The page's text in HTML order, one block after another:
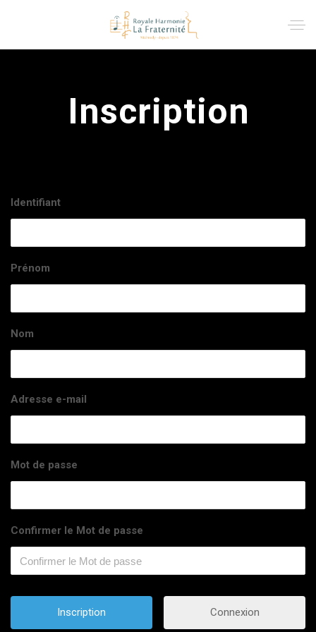
Inscription
Identifiant
Prénom
Nom
Adresse e-mail
Mot de passe
Confirmer le Mot de passe
Connexion